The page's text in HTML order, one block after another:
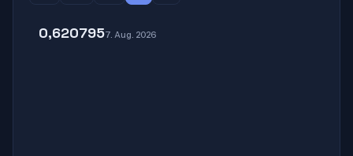
0,6207957. Aug. 2026